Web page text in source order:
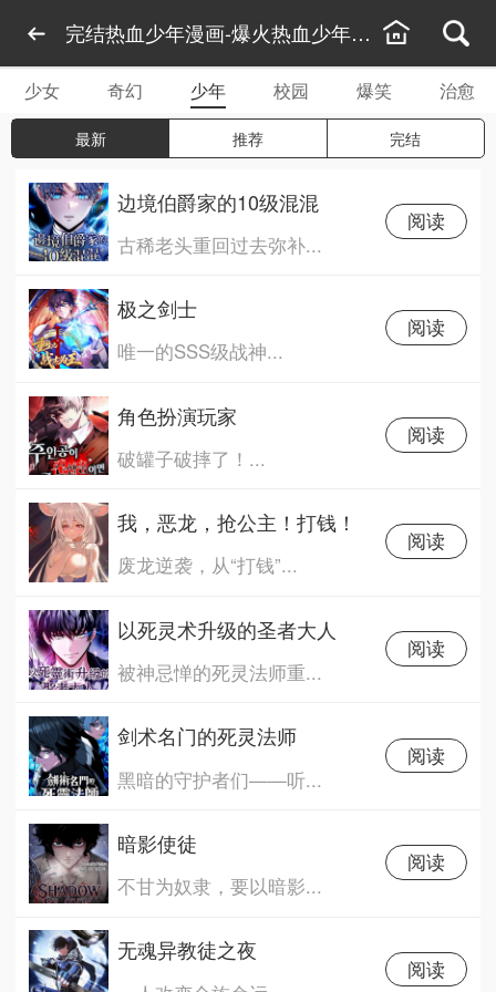
完结热血少年漫画-爆火热血少年漫画-最新热血
少女 奇幻 少年 校园 爆笑 治愈
最新 推荐 完结
边境伯爵家的10级混混
古稀老头重回过去弥补...
阅读
极之剑士
唯一的SSS级战神...
阅读
角色扮演玩家
破罐子破摔了！...
阅读
我，恶龙，抢公主！打钱！
废龙逆袭，从“打钱”...
阅读
以死灵术升级的圣者大人
被神忌惮的死灵法师重...
阅读
剑术名门的死灵法师
黑暗的守护者们——听...
阅读
暗影使徒
不甘为奴隶，要以暗影...
阅读
无魂异教徒之夜
阅读